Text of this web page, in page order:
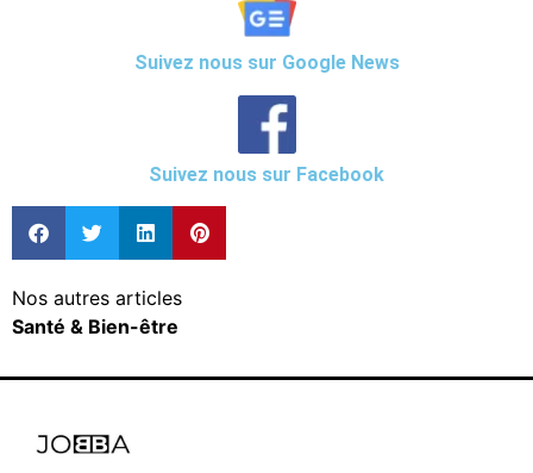
Suivez nous sur Google News
Suivez nous sur Facebook
Nos autres articles
Santé & Bien-être